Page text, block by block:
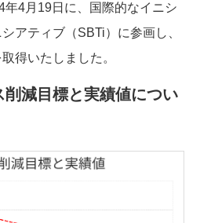
4月19日に、国際的なイニシ
アティブ（SBTi）に参画し、
得いたしました。
削減目標と実績値につい